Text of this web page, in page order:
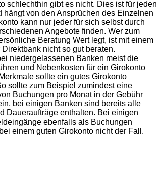
schlechthin gibt es nicht. Dies ist für jeden
hängt von den Ansprüchen des Einzelnen
kann nur jeder für sich selbst durch
Angebote finden. Wer zum
Beratung Wert legt, ist mit einem
nicht so gut beraten.
niedergelassenen Banken meist die
und Nebenkosten für ein Girokonto
sollte ein gutes Girokonto
sollte zum Beispiel zumindest eine
Buchungen pro Monat in der Gebühr
bei einigen Banken sind bereits alle
Daueraufträge enthalten. Bei einigen
ebenfalls als Buchungen
einem guten Girokonto nicht der Fall.